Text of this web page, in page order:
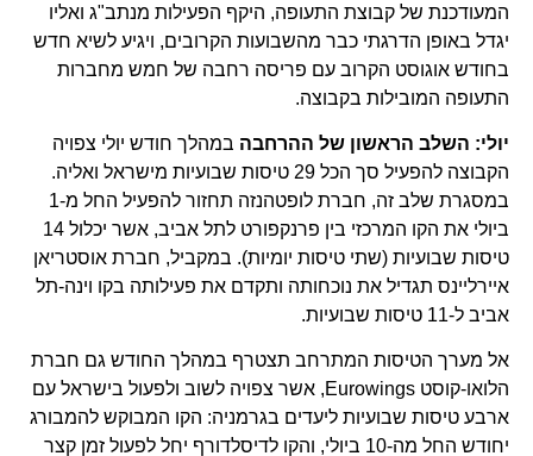
המעודכנת של קבוצת התעופה, היקף הפעילות מנתב"ג ואליו
יגדל באופן הדרגתי כבר מהשבועות הקרובים, ויגיע לשיא חדש
בחודש אוגוסט הקרוב עם פריסה רחבה של חמש מחברות
התעופה המובילות בקבוצה.
יולי: השלב הראשון של ההרחבהבמהלך חודש יולי צפויה
הקבוצה להפעיל סך הכל 29 טיסות שבועיות מישראל ואליה.
במסגרת שלב זה, חברת לופטהנזה תחזור להפעיל החל מ-1
ביולי את הקו המרכזי בין פרנקפורט לתל אביב, אשר יכלול 14
טיסות שבועיות (שתי טיסות יומיות). במקביל, חברת אוסטריאן
איירליינס תגדיל את נוכחותה ותקדם את פעילותה בקו וינה-תל
אביב ל-11 טיסות שבועיות.
אל מערך הטיסות המתרחב תצטרף במהלך החודש גם חברת
הלואו-קוסט Eurowings, אשר צפויה לשוב ולפעול בישראל עם
ארבע טיסות שבועיות ליעדים בגרמניה: הקו המבוקש להמבורג
יחודש החל מה-10 ביולי, והקו לדיסלדורף יחל לפעול זמן קצר